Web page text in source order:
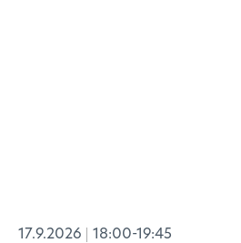
17.9.2026 18:00-19:45